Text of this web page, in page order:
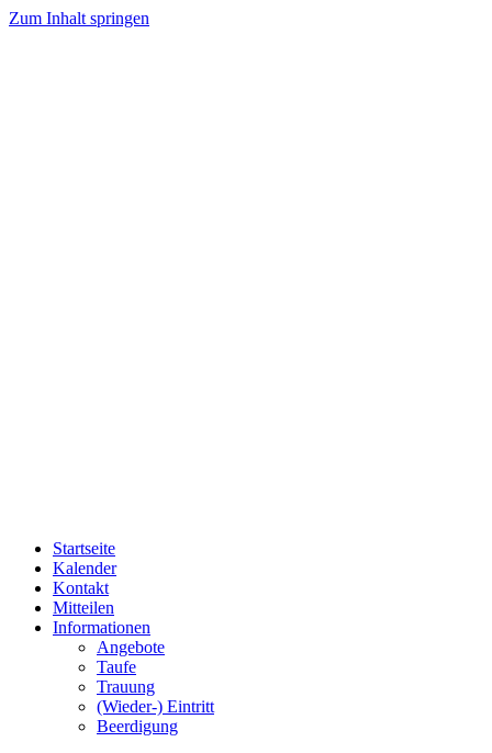
Zum Inhalt springen
Startseite
Kalender
Kontakt
Mitteilen
Informationen
Angebote
Taufe
Trauung
(Wieder-) Eintritt
Beerdigung